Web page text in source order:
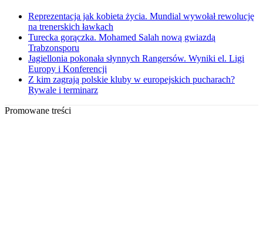
Reprezentacja jak kobieta życia. Mundial wywołał rewolucję
na trenerskich ławkach
Turecka gorączka. Mohamed Salah nową gwiazdą
Trabzonsporu
Jagiellonia pokonała słynnych Rangersów. Wyniki el. Ligi
Europy i Konferencji
Z kim zagrają polskie kluby w europejskich pucharach?
Rywale i terminarz
Promowane treści